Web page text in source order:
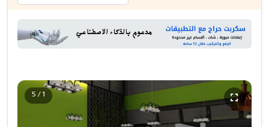
1 / 5